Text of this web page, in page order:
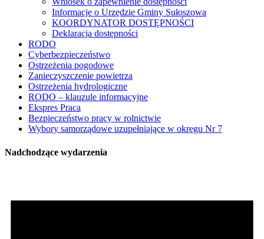
Informacje o Urzędzie Gminy Sułoszowa
KOORDYNATOR DOSTĘPNOŚCI
Deklaracja dostępności
RODO
Cyberbezpieczeństwo
Ostrzeżenia pogodowe
Zanieczyszczenie powietrza
Ostrzeżenia hydrologiczne
RODO – klauzule informacyjne
Ekspres Praca
Bezpieczeństwo pracy w rolnictwie
Wybory samorządowe uzupełniające w okręgu Nr 7
Nadchodzące wydarzenia